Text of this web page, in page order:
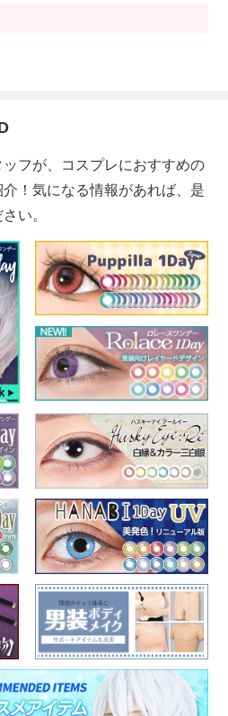
フが、コスプレにおすすめの
！気になる情報があれば、是
い。